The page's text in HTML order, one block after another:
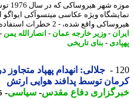
موزه شهر
ویژه عکاسی میتسوآکی ایواگو
واقع شده، - 2 خطرات استفاده طولانی مدت ...
- وزیر خارجه عمان-انصارالله یمن -
-بنای تاریخی
جلالی: انهدام پهپاد متجاوز در
توسط پدافند هوایی ارتش
دفاع مقدس-سیاسی-
5